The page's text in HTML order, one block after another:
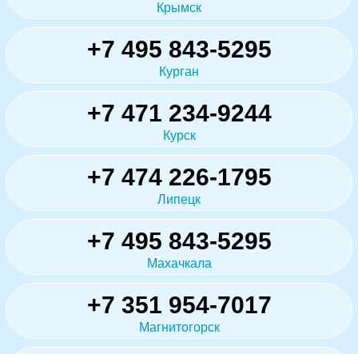
Крымск
+7 495 843-5295
Курган
+7 471 234-9244
Курск
+7 474 226-1795
Липецк
+7 495 843-5295
Махачкала
+7 351 954-7017
Магнитогорск